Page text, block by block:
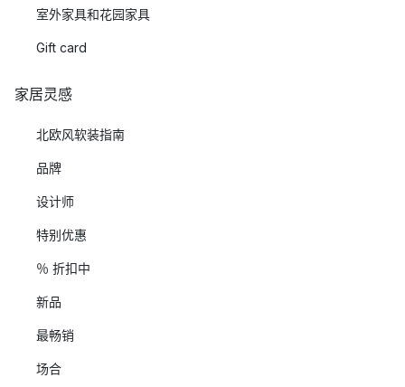
室外家具和花园家具
Gift card
家居灵感
北欧风软装指南
品牌
设计师
特别优惠
％ 折扣中
新品
最畅销
场合